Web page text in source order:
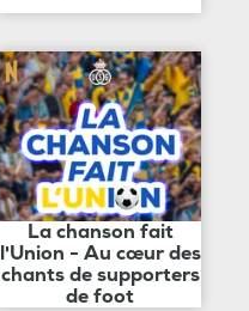
La chanson fait
l'Union - Au cœur des
chants de supporters
de foot